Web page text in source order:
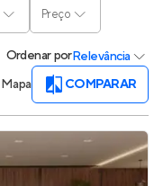
Preço
OrdenarporRelevância
Mapa COMPARAR